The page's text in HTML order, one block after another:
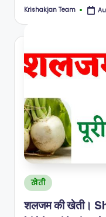
Posted
Krishakjan Team
Posted
in
खेती
शलजम की खेती।